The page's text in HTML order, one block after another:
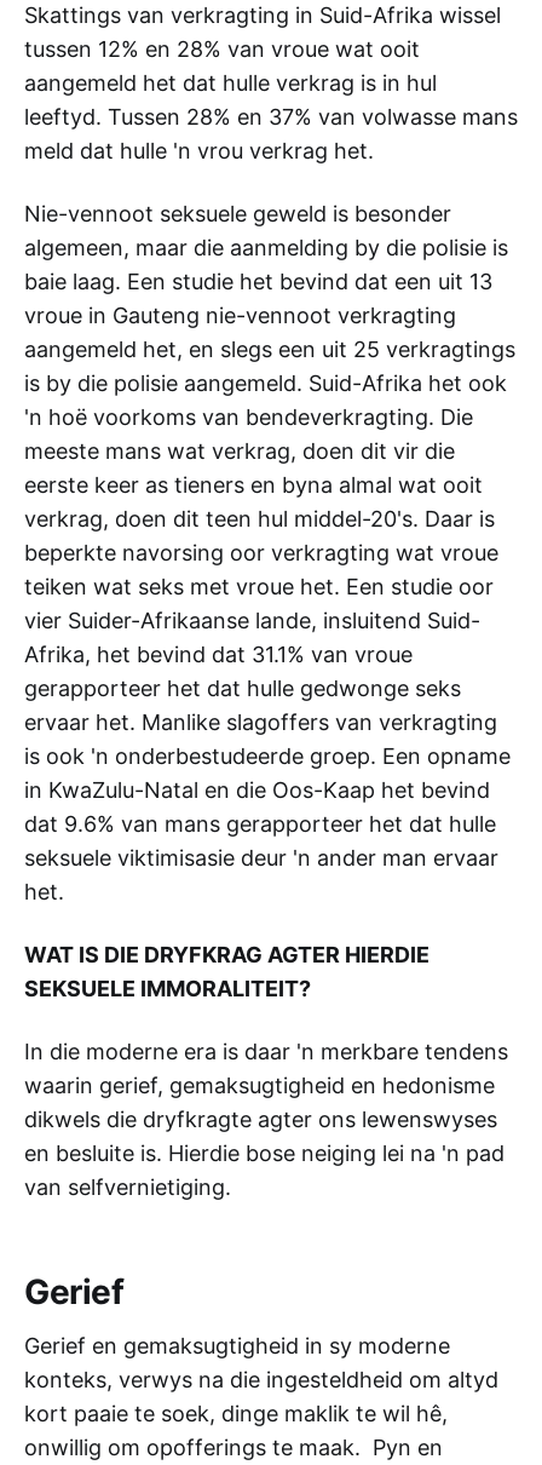
Skattings van verkragting in Suid-Afrika wissel
tussen 12% en 28% van vroue wat ooit
aangemeld het dat hulle verkrag is in hul
leeftyd. Tussen 28% en 37% van volwasse mans
meld dat hulle 'n vrou verkrag het.
Nie-vennoot seksuele geweld is besonder
algemeen, maar die aanmelding by die polisie is
baie laag. Een studie het bevind dat een uit 13
vroue in Gauteng nie-vennoot verkragting
aangemeld het, en slegs een uit 25 verkragtings
is by die polisie aangemeld. Suid-Afrika het ook
'n hoë voorkoms van bendeverkragting. Die
meeste mans wat verkrag, doen dit vir die
eerste keer as tieners en byna almal wat ooit
verkrag, doen dit teen hul middel-20's. Daar is
beperkte navorsing oor verkragting wat vroue
teiken wat seks met vroue het. Een studie oor
vier Suider-Afrikaanse lande, insluitend Suid-
Afrika, het bevind dat 31.1% van vroue
gerapporteer het dat hulle gedwonge seks
ervaar het. Manlike slagoffers van verkragting
is ook 'n onderbestudeerde groep. Een opname
in KwaZulu-Natal en die Oos-Kaap het bevind
dat 9.6% van mans gerapporteer het dat hulle
seksuele viktimisasie deur 'n ander man ervaar
het.
WAT IS DIE DRYFKRAG AGTER HIERDIE
SEKSUELE IMMORALITEIT?
In die moderne era is daar 'n merkbare tendens
waarin gerief, gemaksugtigheid en hedonisme
dikwels die dryfkragte agter ons lewenswyses
en besluite is. Hierdie bose neiging lei na 'n pad
van selfvernietiging.
Gerief
Gerief en gemaksugtigheid in sy moderne
konteks, verwys na die ingesteldheid om altyd
kort paaie te soek, dinge maklik te wil hê,
onwillig om opofferings te maak. Pyn en